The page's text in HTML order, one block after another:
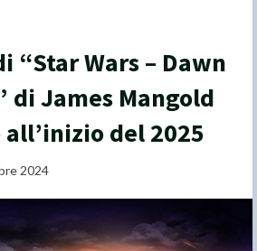
“Star Wars – Dawn
di James Mangold
del 2025
2024